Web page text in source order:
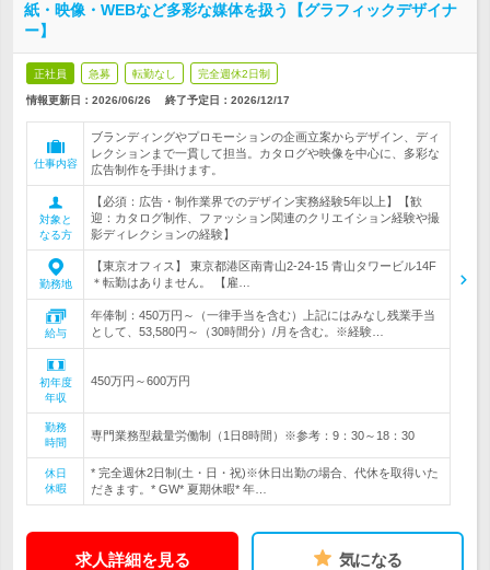
紙・映像・WEBなど多彩な媒体を扱う【グラフィックデザイナ
ー】
正社員 急募 転勤なし 完全週休2日制
情報更新日：2026/06/26 終了予定日： 2026/12/17
仕事内容
ブランディングやプロモーションの企画立案からデザイン、ディ
レクションまで一貫して担当。カタログや映像を中心に、多彩な
広告制作を手掛けます。
対象と
なる方
【必須：広告・制作業界でのデザイン実務経験5年以上】【歓
迎：カタログ制作、ファッション関連のクリエイション経験や撮
影ディレクションの経験】
勤務地
【東京オフィス】 東京都港区南青山2-24-15 青山タワービル14F
＊転勤はありません。 【雇…
給与
年俸制：450万円～（一律手当を含む）上記にはみなし残業手当
として、53,580円～（30時間分）/月を含む。※経験…
初年度
年収
450万円～600万円
勤務
時間
専門業務型裁量労働制（1日8時間）※参考：9：30～18：30
休日
休暇
* 完全週休2日制(土・日・祝)※休日出勤の場合、代休を取得いた
だきます。* GW* 夏期休暇* 年…
求人詳細を見る 気になる